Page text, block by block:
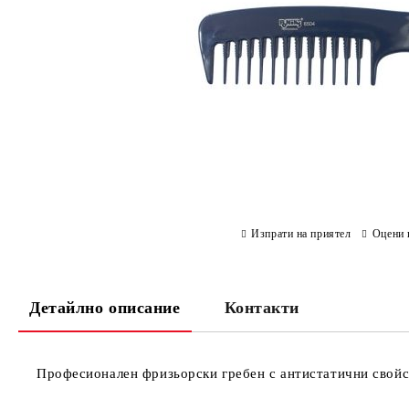
Изпрати на приятел Оцени
Детайлно описание Контакти
Професионален фризьорски гребен с антистатични